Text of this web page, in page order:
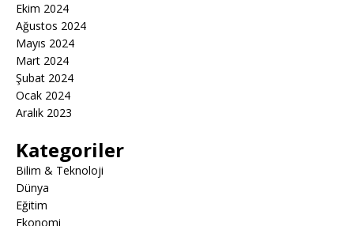
Ekim 2024
Ağustos 2024
Mayıs 2024
Mart 2024
Şubat 2024
Ocak 2024
Aralık 2023
Kategoriler
Bilim & Teknoloji
Dünya
Eğitim
Ekonomi